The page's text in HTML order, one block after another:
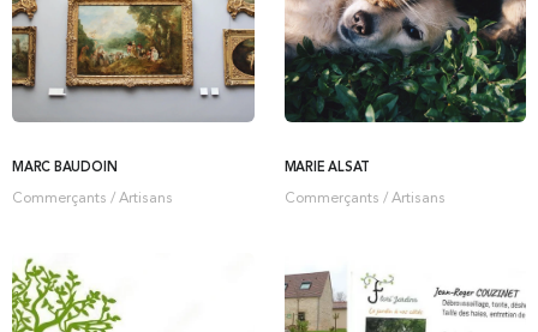
MARC BAUDOIN
Commerçants / Artisans
MARIE ALSAT
Commerçants / Artisans